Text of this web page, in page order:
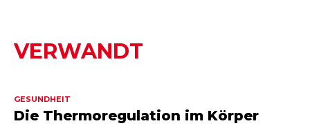
VERWANDT
GESUNDHEIT
Die Thermoregulation im Körper